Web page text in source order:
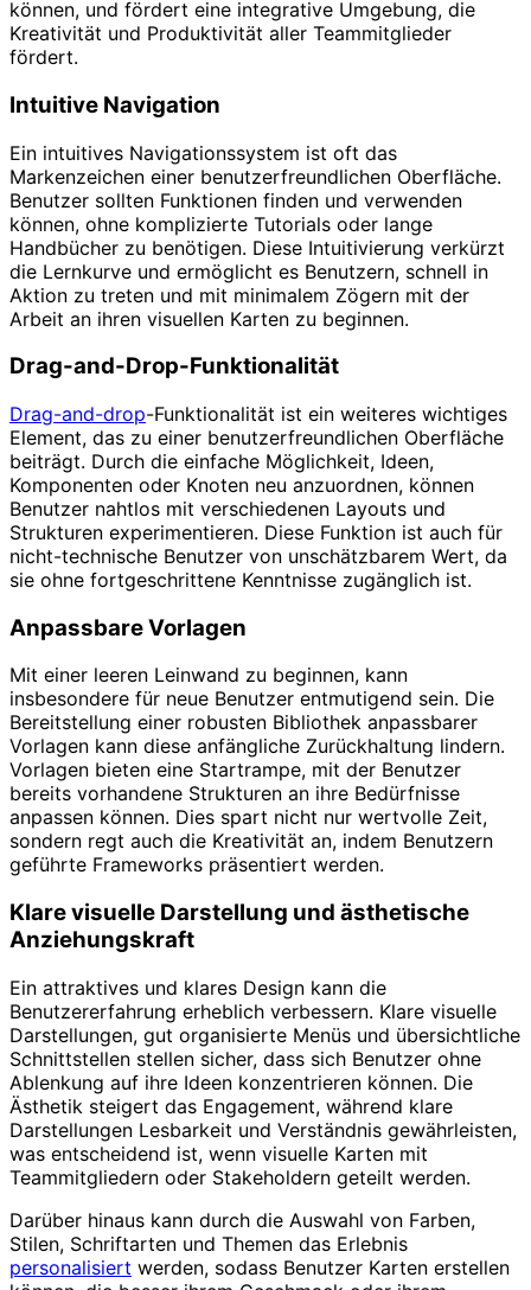
können, und fördert eine integrative Umgebung, die
Kreativität und Produktivität aller Teammitglieder
fördert.
Intuitive Navigation
Ein intuitives Navigationssystem ist oft das
Markenzeichen einer benutzerfreundlichen Oberfläche.
Benutzer sollten Funktionen finden und verwenden
können, ohne komplizierte Tutorials oder lange
Handbücher zu benötigen. Diese Intuitivierung verkürzt
die Lernkurve und ermöglicht es Benutzern, schnell in
Aktion zu treten und mit minimalem Zögern mit der
Arbeit an ihren visuellen Karten zu beginnen.
Drag-and-Drop-Funktionalität
Drag-and-drop-Funktionalität ist ein weiteres wichtiges
Element, das zu einer benutzerfreundlichen Oberfläche
beiträgt. Durch die einfache Möglichkeit, Ideen,
Komponenten oder Knoten neu anzuordnen, können
Benutzer nahtlos mit verschiedenen Layouts und
Strukturen experimentieren. Diese Funktion ist auch für
nicht-technische Benutzer von unschätzbarem Wert, da
sie ohne fortgeschrittene Kenntnisse zugänglich ist.
Anpassbare Vorlagen
Mit einer leeren Leinwand zu beginnen, kann
insbesondere für neue Benutzer entmutigend sein. Die
Bereitstellung einer robusten Bibliothek anpassbarer
Vorlagen kann diese anfängliche Zurückhaltung lindern.
Vorlagen bieten eine Startrampe, mit der Benutzer
bereits vorhandene Strukturen an ihre Bedürfnisse
anpassen können. Dies spart nicht nur wertvolle Zeit,
sondern regt auch die Kreativität an, indem Benutzern
geführte Frameworks präsentiert werden.
Klare visuelle Darstellung und ästhetische
Anziehungskraft
Ein attraktives und klares Design kann die
Benutzererfahrung erheblich verbessern. Klare visuelle
Darstellungen, gut organisierte Menüs und übersichtliche
Schnittstellen stellen sicher, dass sich Benutzer ohne
Ablenkung auf ihre Ideen konzentrieren können. Die
Ästhetik steigert das Engagement, während klare
Darstellungen Lesbarkeit und Verständnis gewährleisten,
was entscheidend ist, wenn visuelle Karten mit
Teammitgliedern oder Stakeholdern geteilt werden.
Darüber hinaus kann durch die Auswahl von Farben,
Stilen, Schriftarten und Themen das Erlebnis
personalisiert werden, sodass Benutzer Karten erstellen